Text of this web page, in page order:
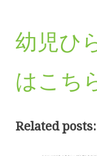
幼児ひ
はこち
Related posts: